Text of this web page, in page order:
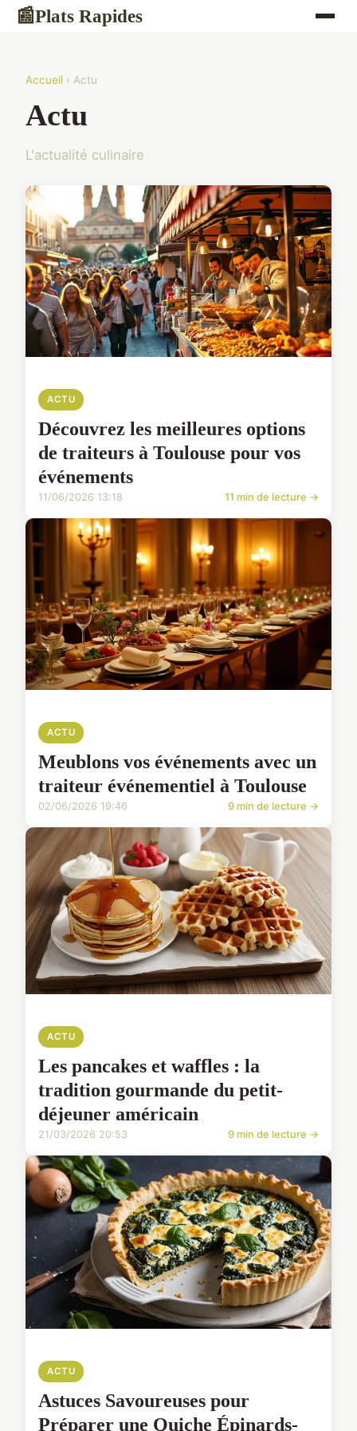
📰Plats Rapides
Accueil › Actu
Actu
L'actualité culinaire
ACTU
Découvrez les meilleures options
de traiteurs à Toulouse pour vos
événements
11/06/2026 13:18 11 min de lecture →
ACTU
Meublons vos événements avec un
traiteur événementiel à Toulouse
02/06/2026 19:46 9 min de lecture →
ACTU
Les pancakes et waffles : la
tradition gourmande du petit-
déjeuner américain
21/03/2026 20:53 9 min de lecture →
ACTU
Astuces Savoureuses pour
Préparer une Quiche Épinards-